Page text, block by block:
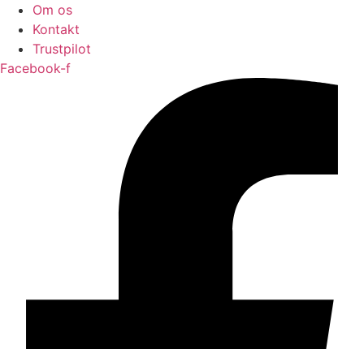
Om os
Kontakt
Trustpilot
Facebook-f